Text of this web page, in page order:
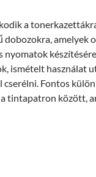
a
dobozokra, amelyek
nyomatok
ismételt használat
Fontos
tintapatron között,
toner vásárlása